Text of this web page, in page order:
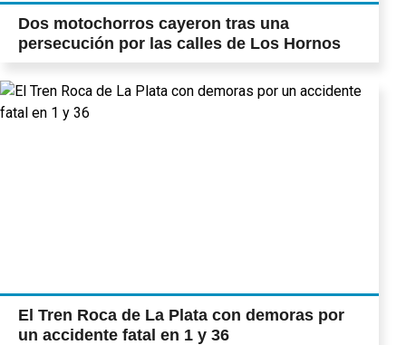
Dos motochorros cayeron tras una
persecución por las calles de Los Hornos
El Tren Roca de La Plata con demoras por
un accidente fatal en 1 y 36